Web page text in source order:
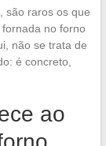
são raros os que
no forno
não se trata de
é concreto,
ao